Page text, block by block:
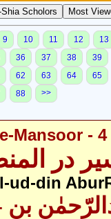
9 10 11 12
13
36 37 38
39
62 63 64
65
88
>>
Mansoor -
در
ud-din
-